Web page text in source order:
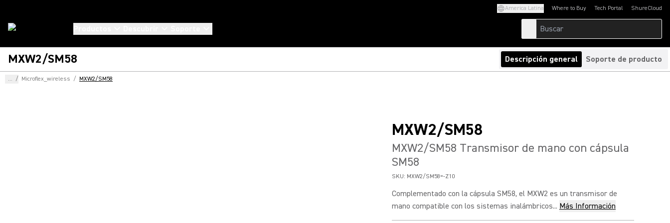
America Latina Where to Buy Tech Portal
(Opens in a new tab)ShureCloud
(Opens in a new
MXW2/SM58 Descripción general Soporte de producto
... / Microflex_wireless / MXW2/SM58
MXW2/SM58
MXW2/SM58 Transmisor de mano con cápsula
SM58
SKU: MXW2/SM58=-Z10
Complementado con la cápsula SM58, el MXW2 es un transmisor de
mano compatible con los sistemas inalámbricos... Más Información